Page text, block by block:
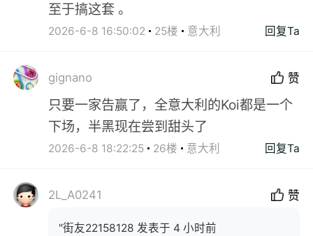
至于搞这套 。
2026-6-8 16:50:02 25楼 意大利 回复Ta
gignano 赞
只要一家告赢了，全意大利的Koi都是一个
下场，半黑现在尝到甜头了
2026-6-8 18:22:25 26楼 意大利 回复Ta
2L_A0241 赞
"街友22158128 发表于 4 小时前